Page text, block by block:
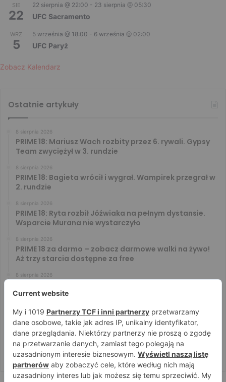
SIE
22
22 sierpnia @ 22:00 - 23 sierpnia @ 05:30
UFC Sacramento
WRZ
5
5 września @ 18:00 - 6 września @ 02:00
UFC Paryż
Zobacz Kalendarz
Ostatnie artykuły
8 sierpnia 2026
PRIME 18: Mariusz Wach rozbity przez 6. rywali. Gypsy
Team zwyciężył w 3. rundzie
8 sierpnia 2026
PRIME 18: Bagieta wrócił i wygrał. Wampirek przegrał w
2. rundzie
8 sierpnia 2026
PRIME 18: Ryta rozbił Jóźwiaka na pełnym dystansie.
Wsparcie Murana nie wystarczyło
8 sierpnia 2026
PRIME 18 za darmo – zobacz darmowe walki na żywo!
Aż trzy starcia dostępne za free
8 sierpnia 2026
Prime MMA 18: typy, kursy i zakłady bukmacherskie na
galę
7 sierpnia 2026
PRIME MMA 18: Oficjalne ważenie i ostatnie face to
face [VIDEO]